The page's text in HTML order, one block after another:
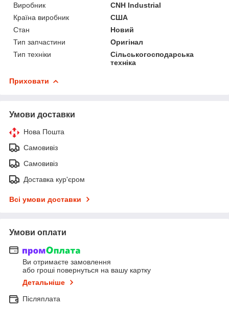
Виробник
CNH Industrial
Країна виробник
США
Стан
Новий
Тип запчастини
Оригінал
Тип техніки
Сільськогосподарська
техніка
Приховати
Умови доставки
Нова Пошта
Самовивіз
Самовивіз
Доставка кур'єром
Всі умови доставки
Умови оплати
Ви отримаєте замовлення
або гроші повернуться на вашу картку
Детальніше
Післяплата